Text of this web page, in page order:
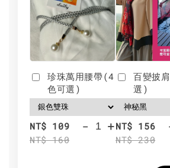
珍珠萬用腰帶(4
色可選)
NT$ 109
NT$ 160
- +
百變披
選)
NT$ 156
NT$ 230